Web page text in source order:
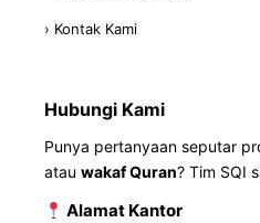
› Kontak Kami
Hubungi Kami
Punya pertanyaan seputar
atau wakaf Quran? Tim SQI
Alamat Kantor